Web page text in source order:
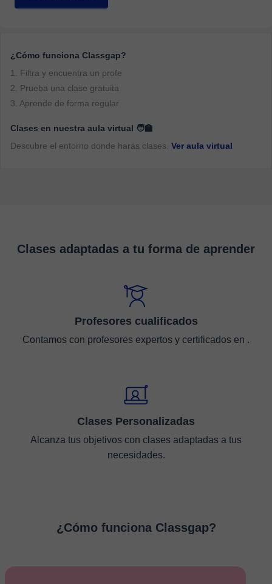
¿Cómo funciona Classgap?
1. Filtra y encuentra un profe
2. Prueba una clase gratuita
3. Aprende de forma regular
Clases en nuestra aula virtual 🧑‍🏫
Descubre el entorno donde harás clases. Ver aula virtual
Clases adaptadas a tu forma de aprender
Profesores cualificados
Contamos con profesores expertos y certificados en .
Clases Personalizadas
Alcanza tus objetivos con clases adaptadas a tus
necesidades.
¿Cómo funciona Classgap?